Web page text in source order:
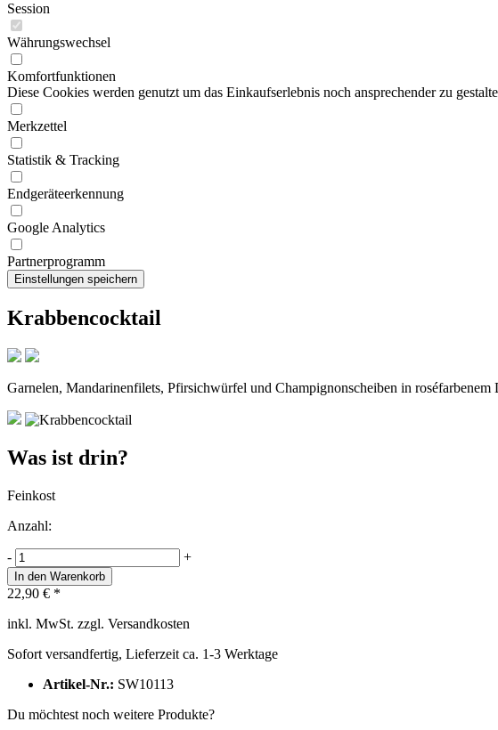
Session
Währungswechsel
Komfortfunktionen
Diese Cookies werden genutzt um das Einkaufserlebnis noch ansprechender zu
Merkzettel
Statistik & Tracking
Endgeräteerkennung
Google Analytics
Partnerprogramm
Krabbencocktail
Garnelen, Mandarinenfilets, Pfirsichwürfel und Champignonscheiben in
Was ist drin?
Feinkost
Anzahl:
- +
In den Warenkorb
22,90 € *
inkl. MwSt. zzgl. Versandkosten
Sofort versandfertig, Lieferzeit ca. 1-3 Werktage
Artikel-Nr.: SW10113
Du möchtest noch weitere Produkte?